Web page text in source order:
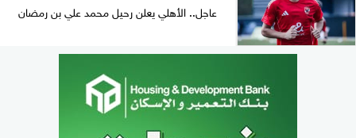
عاجل.. الأهلي يعلن رحيل محمد علي بن رمضان